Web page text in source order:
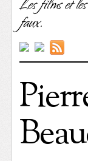
Les films et
faux.